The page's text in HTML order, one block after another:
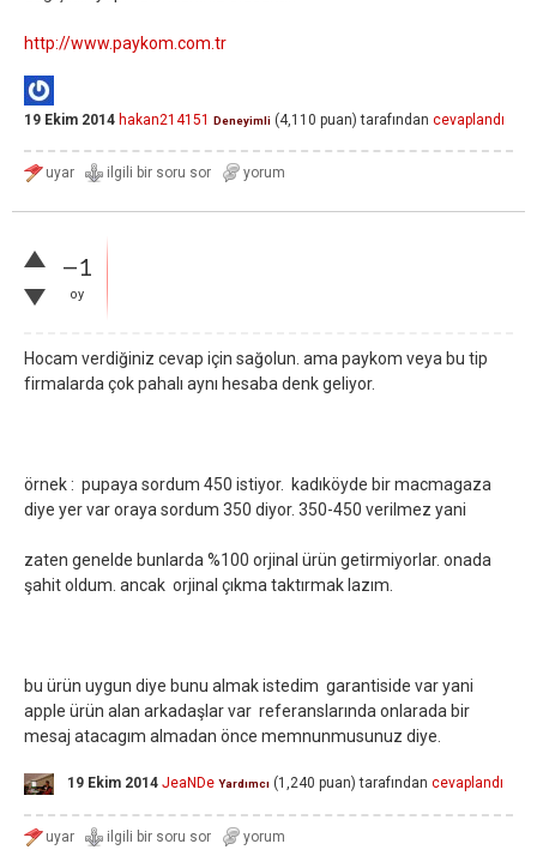
http://www.paykom.com.tr
19 Ekim 2014 hakan214151 Deneyimli (4,110 puan) tarafından cevaplandı
–1
oy
Hocam verdiğiniz cevap için sağolun. ama paykom veya bu tip
firmalarda çok pahalı aynı hesaba denk geliyor.
örnek : pupaya sordum 450 istiyor. kadıköyde bir macmagaza
diye yer var oraya sordum 350 diyor. 350-450 verilmez yani
zaten genelde bunlarda %100 orjinal ürün getirmiyorlar. onada
şahit oldum. ancak orjinal çıkma taktırmak lazım.
bu ürün uygun diye bunu almak istedim garantiside var yani
apple ürün alan arkadaşlar var referanslarında onlarada bir
mesaj atacagım almadan önce memnunmusunuz diye.
19 Ekim 2014 JeaNDe Yardımcı (1,240 puan) tarafından cevaplandı